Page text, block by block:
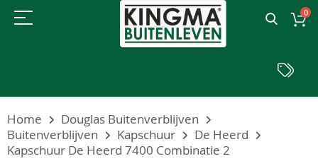
0
Home
Douglas Buitenverblijven
Buitenverblijven
Kapschuur
De Heerd
Kapschuur De Heerd 7400 Combinatie 2